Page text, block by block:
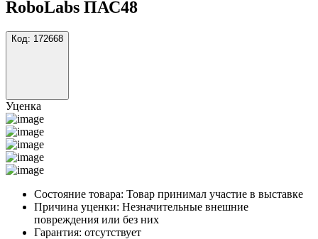
RoboLabs ПАС48
Код: 172668
Уценка
Состояние товара: Товар принимал участие в выставке
Причина уценки: Незначительные внешние
повреждения или без них
Гарантия: отсутствует